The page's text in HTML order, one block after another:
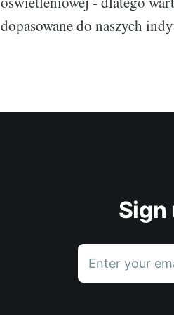
dopasowane do naszych
Sign
Enter your